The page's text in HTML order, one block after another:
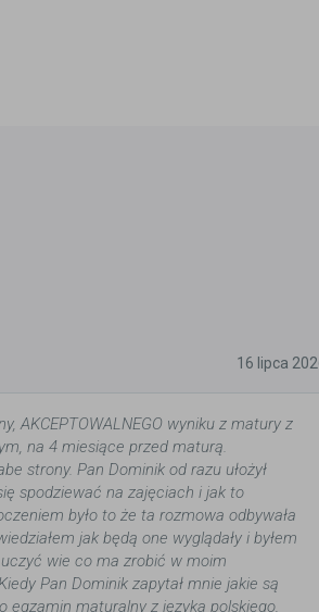
16 lipca
AKCEPTOWALNEGO wyniku z matury z
na 4 miesiące przed maturą.
strony. Pan Dominik od razu ułożył
spodziewać na zajęciach i jak to
było to że ta rozmowa odbywała
jak będą one wyglądały i byłem
wie co ma zrobić w moim
Pan Dominik zapytał mnie jakie są
egzamin maturalny z języka polskiego,